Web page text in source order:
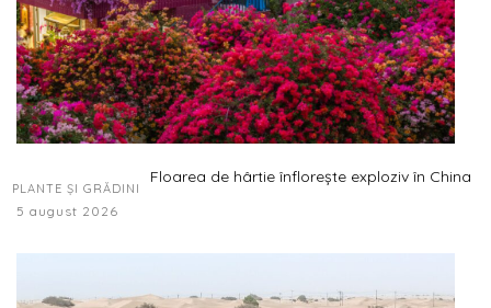
PLANTE ȘI GRĂDINI
Floarea de hârtie înflorește exploziv în China
5 august 2026